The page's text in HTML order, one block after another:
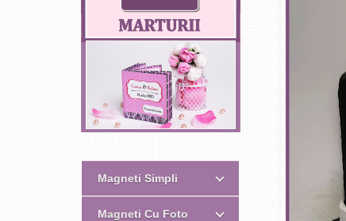
Magneti Simpli
Magneti Cu Foto